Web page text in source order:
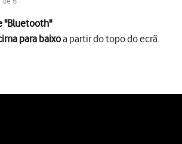
"Bluetooth"
para baixoa partir do topo do ecrã.